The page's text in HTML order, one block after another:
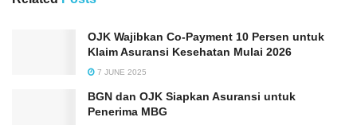
OJK Wajibkan Co-Payment 10 Persen untuk
Klaim Asuransi Kesehatan Mulai 2026
7 JUNE 2025
BGN dan OJK Siapkan Asuransi untuk
Penerima MBG